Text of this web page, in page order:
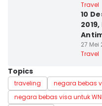
Travel
10
27 Mei
Travel
Topics
traveling
negara bebas
negara bebas visa untuk WNI